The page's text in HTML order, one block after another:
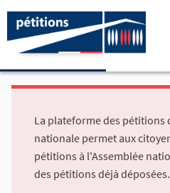
La plateforme des pétitions
nationale permet aux
pétitions à l'Assemblée
des pétitions déjà déposées.